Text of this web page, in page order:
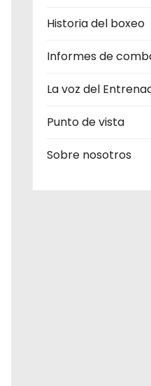
Historia del boxeo
Informes de
La voz del
Punto de vista
Sobre nosotros